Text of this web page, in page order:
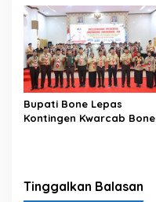
XIV/Hasanuddin
Bupati Bone Lepas
Kontingen Kwarcab Bone
Tinggalkan Balasan